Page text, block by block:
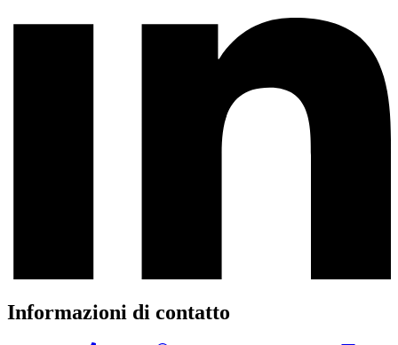
Informazioni di contatto